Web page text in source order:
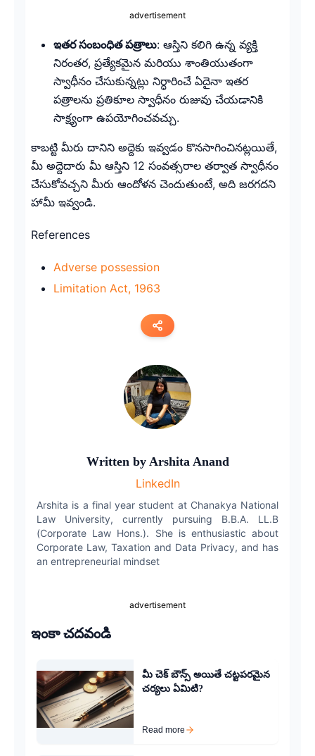
advertisement
ఇతర సంబంధిత పత్రాలు: ఆస్తిని కలిగి ఉన్న వ్యక్తి
నిరంతర, ప్రత్యేకమైన మరియు శాంతియుతంగా
స్వాధీనం చేసుకున్నట్లు నిర్ధారించే ఏదైనా ఇతర
పత్రాలను ప్రతికూల స్వాధీనం రుజువు చేయడానికి
సాక్ష్యంగా ఉపయోగించవచ్చు.
కాబట్టి మీరు దానిని అద్దెకు ఇవ్వడం కొనసాగించినట్లయితే,
మీ అద్దెదారు మీ ఆస్తిని 12 సంవత్సరాల తర్వాత స్వాధీనం
చేసుకోవచ్చని మీరు ఆందోళన చెందుతుంటే, అది జరగదని
హామీ ఇవ్వండి.
References
Adverse possession
Limitation Act, 1963
WhatsApp
Written by Arshita Anand
LinkedIn
Arshita is a final year student at Chanakya National
Law University, currently pursuing B.B.A. LL.B
(Corporate Law Hons.). She is enthusiastic about
Corporate Law, Taxation and Data Privacy, and has
an entrepreneurial mindset
advertisement
ఇంకా చదవండి
మీ చెక్ బౌన్స్ అయితే చట్టపరమైన
చర్యలు ఏమిటి?
Read more